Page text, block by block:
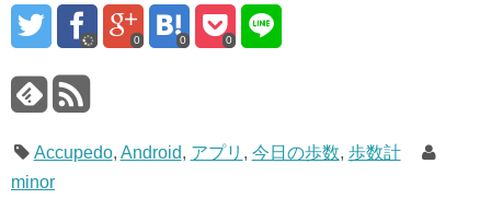
0 0 0
Accupedo, Android, アプリ , 今日の歩数, 歩数計
minor